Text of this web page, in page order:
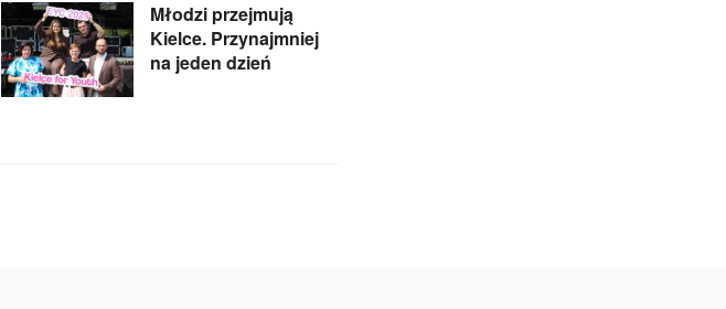
Młodzi przejmują
Kielce. Przynajmniej
na jeden dzień